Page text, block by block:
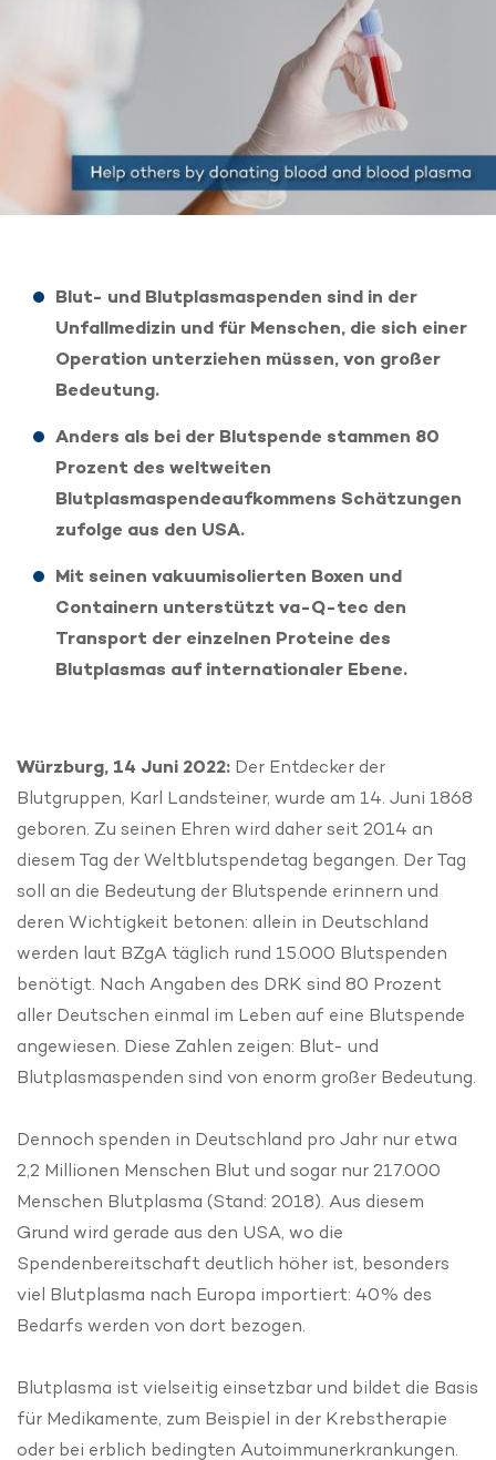
Blut- und Blutplasmaspenden sind in der
Unfallmedizin und für Menschen, die sich einer
Operation unterziehen müssen, von großer
Bedeutung.
Anders als bei der Blutspende stammen 80
Prozent des weltweiten
Blutplasmaspendeaufkommens Schätzungen
zufolge aus den USA.
Mit seinen vakuumisolierten Boxen und
Containern unterstützt va-Q-tec den
Transport der einzelnen Proteine des
Blutplasmas auf internationaler Ebene.
Würzburg, 14 Juni 2022: Der Entdecker der
Blutgruppen, Karl Landsteiner, wurde am 14. Juni 1868
geboren. Zu seinen Ehren wird daher seit 2014 an
diesem Tag der Weltblutspendetag begangen. Der Tag
soll an die Bedeutung der Blutspende erinnern und
deren Wichtigkeit betonen: allein in Deutschland
werden laut BZgA täglich rund 15.000 Blutspenden
benötigt. Nach Angaben des DRK sind 80 Prozent
aller Deutschen einmal im Leben auf eine Blutspende
angewiesen. Diese Zahlen zeigen: Blut- und
Blutplasmaspenden sind von enorm großer Bedeutung.
Dennoch spenden in Deutschland pro Jahr nur etwa
2,2 Millionen Menschen Blut und sogar nur 217.000
Menschen Blutplasma (Stand: 2018). Aus diesem
Grund wird gerade aus den USA, wo die
Spendenbereitschaft deutlich höher ist, besonders
viel Blutplasma nach Europa importiert: 40% des
Bedarfs werden von dort bezogen.
Blutplasma ist vielseitig einsetzbar und bildet die Basis
für Medikamente, zum Beispiel in der Krebstherapie
oder bei erblich bedingten Autoimmunerkrankungen.